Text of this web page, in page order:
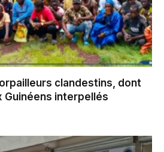
clandestins, dont
Guinéens interpellés